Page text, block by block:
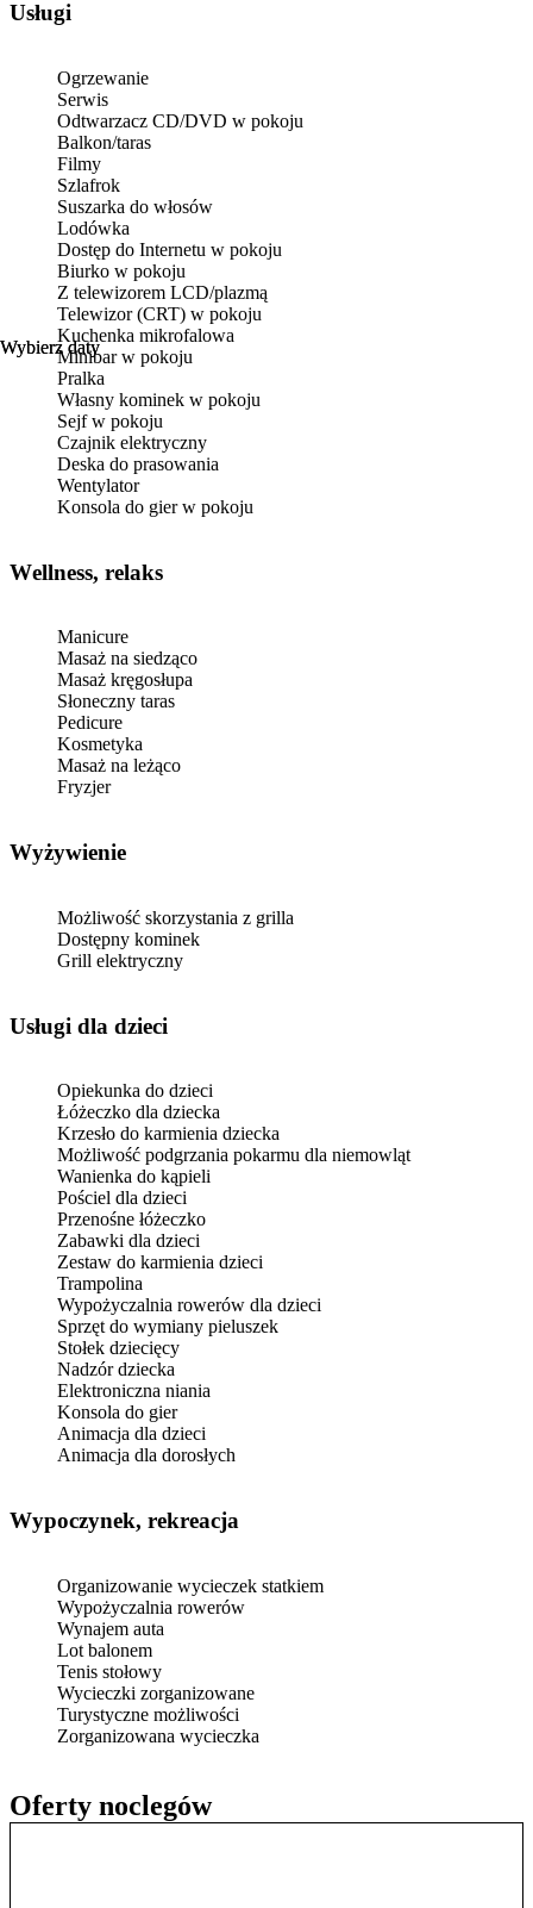
Wybierz daty
Oferty noclegów
Wybierz daty
Usługi
Ogrzewanie
Serwis
Odtwarzacz CD/DVD w pokoju
Balkon/taras
Filmy
Szlafrok
Suszarka do włosów
Lodówka
Dostęp do Internetu w pokoju
Biurko w pokoju
Z telewizorem LCD/plazmą
Telewizor (CRT) w pokoju
Kuchenka mikrofalowa
Minibar w pokoju
Pralka
Własny kominek w pokoju
Sejf w pokoju
Czajnik elektryczny
Deska do prasowania
Wentylator
Konsola do gier w pokoju
Wellness, relaks
Manicure
Masaż na siedząco
Masaż kręgosłupa
Słoneczny taras
Pedicure
Kosmetyka
Masaż na leżąco
Fryzjer
Wyżywienie
Możliwość skorzystania z grilla
Dostępny kominek
Grill elektryczny
usługi dla dzieci
Opiekunka do dzieci
Łóżeczko dla dziecka
Krzesło do karmienia dziecka
Możliwość podgrzania pokarmu dla niemowląt
Wanienka do kąpieli
Pościel dla dzieci
Przenośne łóżeczko
Zabawki dla dzieci
Zestaw do karmienia dzieci
Trampolina
Wypożyczalnia rowerów dla dzieci
Sprzęt do wymiany pieluszek
Stołek dziecięcy
Nadzór dziecka
Elektroniczna niania
Konsola do gier
Animacja dla dzieci
Animacja dla dorosłych
Wypoczynek, rekreacja
Organizowanie wycieczek statkiem
Wypożyczalnia rowerów
Wynajem auta
Lot balonem
Tenis stołowy
Wycieczki zorganizowane
Turystyczne możliwości
Zorganizowana wycieczka